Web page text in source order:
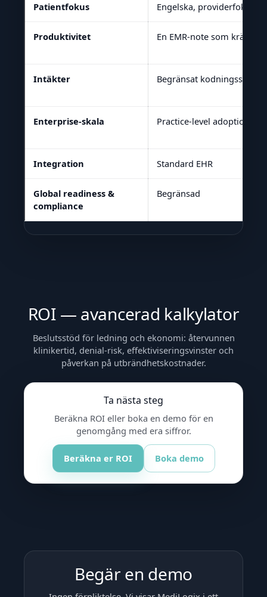
Patientfokus Engelska,
Produktivitet En EMR-note som kräver
Intäkter Begränsat kodningsstöd
Enterprise-skala Practice-level adoption
Integration Standard EHR
Global readiness &
compliance
Begränsad
ROI — avancerad kalkylator
Beslutsstöd för ledning och ekonomi: återvunnen
klinikertid, denial-risk, effektiviseringsvinster och
påverkan på utbrändhetskostnader.
Ta nästa steg
Beräkna ROI eller boka en demo för en
genomgång med era siffror.
Beräkna er ROI Boka demo
Begär en demo